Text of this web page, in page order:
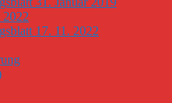
17. 11. 2022